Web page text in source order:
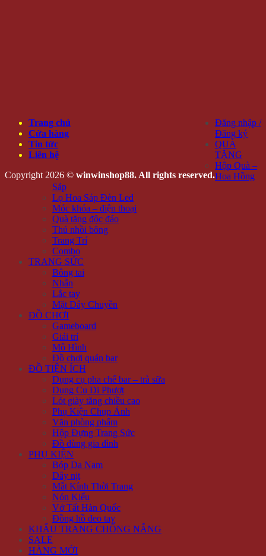
Trang chủ
Cửa hàng
Tin tức
Liên hệ
Copyright 2026 © winwinshop88. All rights reserved.
Đăng nhập /
Đăng ký
QUÀ
TẶNG
Hộp Quà –
Hoa Hồng
Sáp
Lọ Hoa Sáp Đèn Led
Móc khóa – điện thoại
Quà tặng độc đáo
Thú nhồi bông
Trang Trí
Combo
TRANG SỨC
Bông tai
Nhẫn
Lắc tay
Mặt Dây Chuyền
ĐỒ CHƠI
Gameboard
Giải trí
Mô Hình
Đồ chơi quán bar
ĐỒ TIỆN ÍCH
Dụng cụ pha chế bar – trà sữa
Dụng Cụ Đi Phượt
Lót giày tăng chiều cao
Phụ Kiện Chụp Ảnh
Văn phòng phẩm
Hộp Đựng Trang Sức
Đồ dùng gia đình
PHỤ KIỆN
Bóp Da Nam
Dây nịt
Mắt Kính Thời Trang
Nón Kiểu
Vớ Tất Hàn Quốc
Đồng hồ đeo tay
KHẨU TRANG CHỐNG NẮNG
SALE
HÀNG MỚI